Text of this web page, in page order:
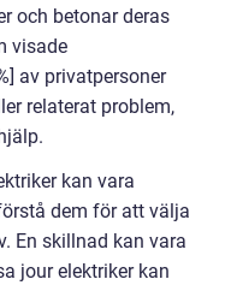
och betonar deras
visade
av privatpersoner
relaterat problem,
kan vara
dem för att välja
En skillnad kan vara
jour elektriker kan